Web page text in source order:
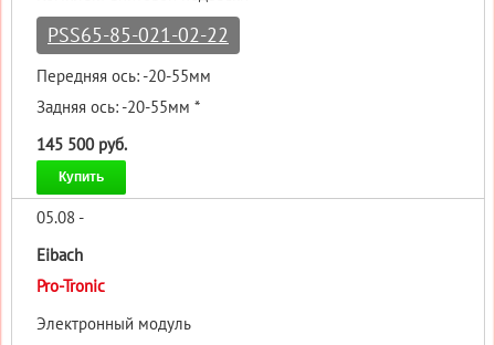
PSS65-85-021-02-22
Передняя ось: -20-55мм
Задняя ось: -20-55мм *
145 500 руб.
Купить
05.08 -
Eibach
Pro-Tronic
Электронный модуль